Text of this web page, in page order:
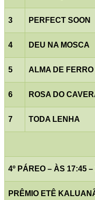
3 PERFECT SOON
4 DEU NA MOSCA
5 ALMA DE FERRO
6 ROSA DO
7 TODA LENHA
4º PÁREO – ÀS 17:45
PRÊMIO ETÊ